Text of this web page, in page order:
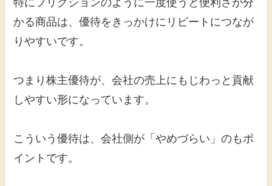
かる商品は、優待をきっかけにリピートにつなが
りやすいです。
つまり株主優待が、会社の売上にもじわっと貢献
しやすい形になっています。
こういう優待は、会社側が「やめづらい」のもポ
イントです。